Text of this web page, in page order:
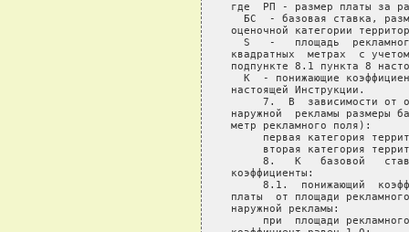
где  РП - размер платы за
БС  - базовая ставка,
оценочной категории
S   -   площадь
квадратных  метрах  с
подпункте 8.1 пункта 8
К  - понижающие
настоящей Инструкции.
7.  В  зависимости от
наружной  рекламы размеры
метр рекламного поля):
первая категория
вторая категория
8.   К   базовой
коэффициенты:
8.1.  понижающий
платы  от площади
наружной рекламы:
при  площади